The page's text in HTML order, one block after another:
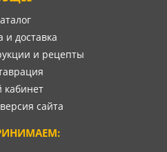
и доставка
и рецепты
кабинет
сайта